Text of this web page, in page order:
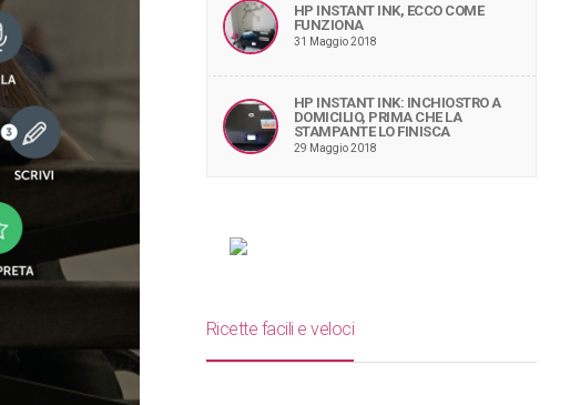
HP INSTANT INK, ECCO COME
FUNZIONA
31 Maggio 2018
HP INSTANT INK: INCHIOSTRO A
DOMICILIO, PRIMA CHE LA
STAMPANTE LO FINISCA
29 Maggio 2018
Ricette facili e veloci